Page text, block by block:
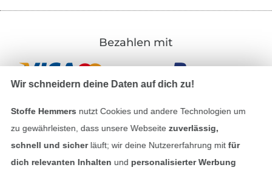
Bezahlen mit
Unsere Versandpartner
Wir schneidern deine Daten auf dich zu!
Stoffe Hemmers nutzt Cookies und andere Technologien um
zu gewährleisten, dass unsere Webseite zuverlässig,
schnell und sicherläuft; wir deine Nutzererfahrung mitfür
dich relevanten Inhalten und personalisierter Werbung